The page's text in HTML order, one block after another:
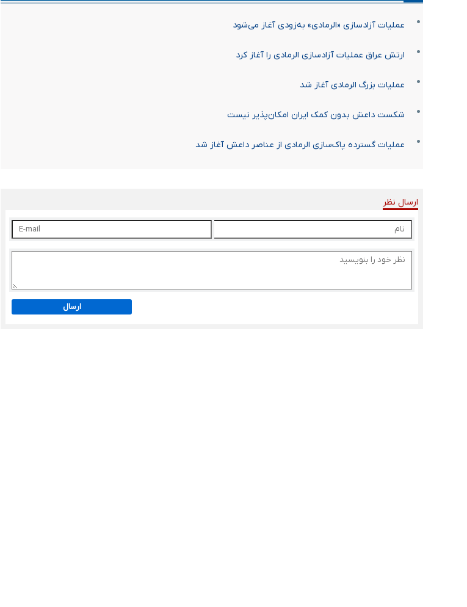
عملیات آزادسازی «الرمادی» به‌زودی آغاز می‌شود
ارتش عراق عملیات آزادسازی الرمادی را آغاز کرد
عملیات بزرگ الرمادی آغاز شد
شکست داعش بدون کمک ایران امکان‌پذیر نیست
عملیات گسترده پاک‌سازی الرمادی از عناصر داعش آغاز شد
ارسال نظر
ارسال